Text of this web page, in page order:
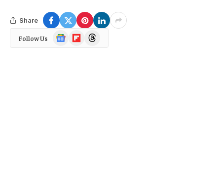
Share
Follow Us
Google
News
FlipboardThreads